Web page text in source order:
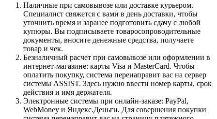
Наличные при самовывозе или доставке курьером.
Специалист свяжется с вами в день доставки, чтобы
уточнить время и заранее подготовить сдачу с любой
купюры. Вы подписываете товаросопроводительные
документы, вносите денежные средства, получаете
товар и чек.
Безналичный расчет при самовывозе или оформлении в
интернет-магазине: карты Visa и MasterCard. Чтобы
оплатить покупку, система перенаправит вас на сервер
системы ASSIST. Здесь нужно ввести номер карты, срок
действия и имя держателя.
Электронные системы при онлайн-заказе: PayPal,
WebMoney и Яндекс.Деньги. Для совершения покупки